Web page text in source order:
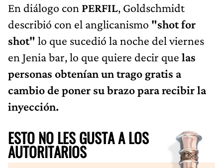
En diálogo con PERFIL, Goldschmidt
describió con el anglicanismo "shot for
shot" lo que sucedió la noche del viernes
en Jenia bar, lo que quiere decir que las
personas obtenían un trago gratis a
cambio de poner su brazo para recibir la
inyección.
ESTO NO LES GUSTA A LOS
AUTORITARIOS